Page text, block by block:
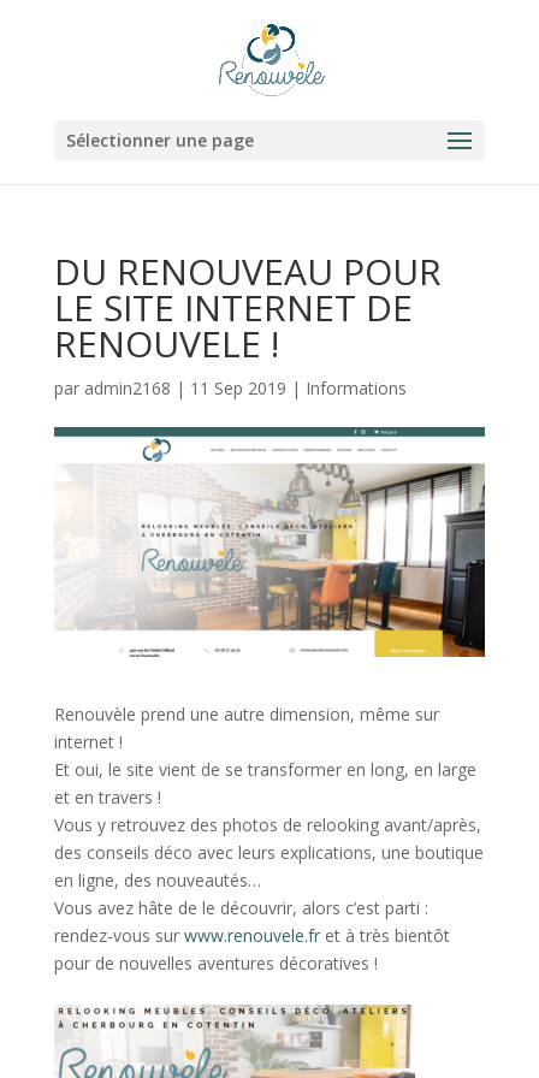
Sélectionner une page
DU RENOUVEAU POUR
LE SITE INTERNET DE
RENOUVELE !
par admin2168 | 11 Sep 2019 | Informations
Renouvèle prend une autre dimension, même sur
internet !
Et oui, le site vient de se transformer en long, en large
et en travers !
Vous y retrouvez des photos de relooking avant/après,
des conseils déco avec leurs explications, une boutique
en ligne, des nouveautés…
Vous avez hâte de le découvrir, alors c’est parti :
rendez-vous sur www.renouvele.fret à très bientôt
pour de nouvelles aventures décoratives !